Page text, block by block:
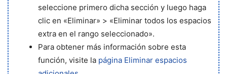
seleccione primero dicha sección y luego haga
clic en «Eliminar» > «Eliminar todos los espacios
extra en el rango seleccionado».
Para obtener más información sobre esta
función, visite la página Eliminar espacios